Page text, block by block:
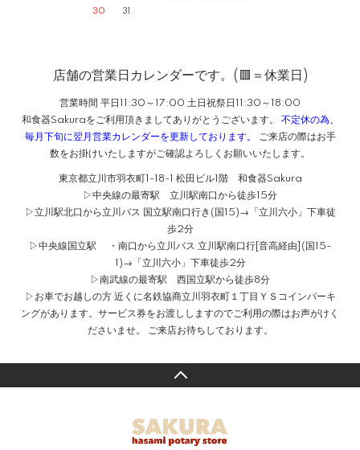
30 31
店舗の営業日カレンダーです。(🟥＝休業日)
営業時間 平日11:30～17:00 土日祝祭日11:30～18:00
和食器Sakuraをご利用頂きましてありがとうございます。 不定休の為、
毎月下旬に翌月営業カレンダーを更新しております。
ご来店の際はお手
数をお掛けいたしますがご確認よろしくお願いいたします。
東京都立川市羽衣町1-18-1 松田ビル1階 和食器Sakura
▷中央線の最寄駅 立川駅南口から徒歩15分
▷立川駅北口から立川バス 国立駅南口行き(国15)→「立川六小」下車徒
歩2分
▷中央線国立駅 ・南口から立川バス 立川駅南口行[音高経由](国15-
1)→「立川六小」下車徒歩2分
▷南武線の最寄駅 西国立駅から徒歩8分
▷お車でお越しの方 近くに名鉄協商立川羽衣町１丁目ＹＳコインパーキ
ングがあります。サービス券をお渡ししますのでご利用の際はお声がけく
ださいませ。 ご来店お待ちしております。